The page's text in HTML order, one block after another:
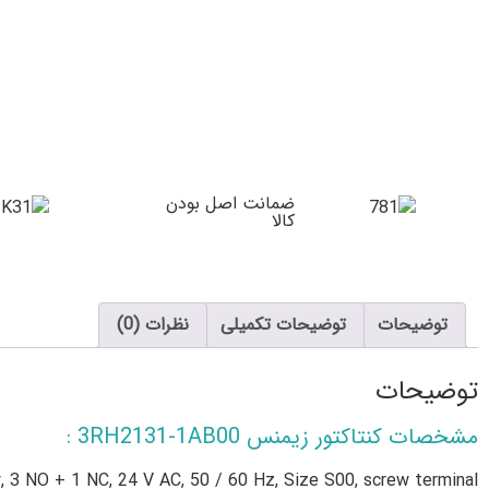
ضمانت اصل بودن
کالا
توضیحات توضیحات تکمیلی نظرات (0)
توضیحات
مشخصات کنتاکتور زیمنس 3RH2131-1AB00 :
3 NO + 1 NC, 24 V AC, 50 / 60 Hz, Size S00, screw terminal